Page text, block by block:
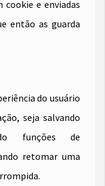
cookie e enviadas
então as guarda
do usuário
seja salvando
funções de
retomar uma